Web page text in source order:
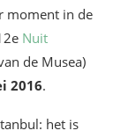
moment in de
Nuit
de Musea)
2016.
het is